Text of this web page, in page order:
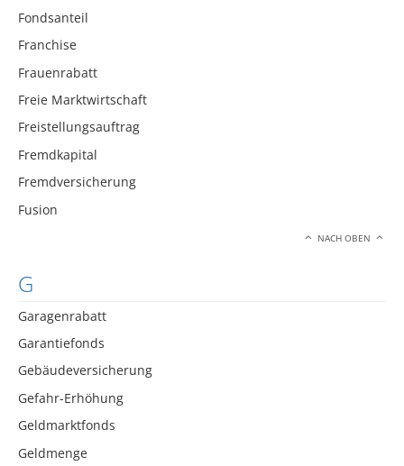
Fondsanteil
Franchise
Frauenrabatt
Freie Marktwirtschaft
Freistellungsauftrag
Fremdkapital
Fremdversicherung
Fusion
NACH OBEN
G
Garagenrabatt
Garantiefonds
Gebäudeversicherung
Gefahr-Erhöhung
Geldmarktfonds
Geldmenge